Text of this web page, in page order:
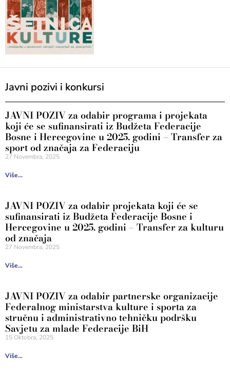
Javni pozivi i konkursi
JAVNI POZIV za odabir programa i projekata
koji će se sufinansirati iz Budžeta Federacije
Bosne i Hercegovine u 2025. godini – Transfer za
sport od značaja za Federaciju
27 Novembra, 2025
Više...
JAVNI POZIV za odabir projekata koji će se
sufinansirati iz Budžeta Federacije Bosne i
Hercegovine u 2025. godini – Transfer za kulturu
od značaja
27 Novembra, 2025
Više...
JAVNI POZIV za odabir partnerske organizacije
Federalnog ministarstva kulture i sporta za
stručnu i administrativno tehničku podršku
Savjetu za mlade Federacije BiH
15 Oktobra, 2025
Više...